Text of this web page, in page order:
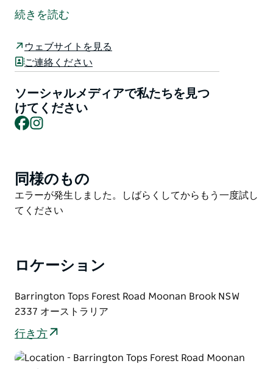
ァーズ」は、バリントン・トップス・フォレスト・ロー
ドの西端近くにある、かつての松林の中にある素晴らし
鬱蒼とした松の林冠にはほとんど光が差し込まず、この
びえ立つ松の木々に囲まれたピクニックテーブルで休憩
したり、ザ・ファーズを散策して森の端から南西の景色
を眺めたりするのもお勧めです。
生息し、松葉の地面を掻きむしるのが大好きです。
続きを読む
ウェブサイトを見る
ご連絡ください
ソーシャルメディアで私たちを見つ
けてください
Facebook
Product
List
同様のもの
Product
List
エラーが発生しました。しばらくしてからもう一度試し
てください
ロケーション
Barrington Tops Forest Road Moonan Brook NSW
2337 オーストラリア
行き方